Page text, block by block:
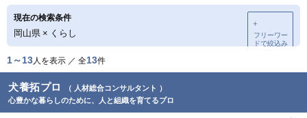
現在の検索条件
岡山県 × くらし
＋
フリーワー
ドで絞込み
1～13人を表示 ／ 全13件
犬養拓プロ
（ 人材総合コンサルタント ）
心豊かな暮らしのために、人と組織を育てるプロ